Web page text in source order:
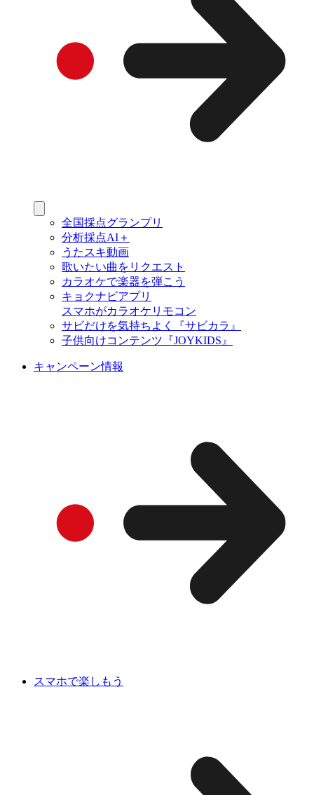
全国採点グランプリ
分析採点AI＋
うたスキ動画
歌いたい曲をリクエスト
カラオケで楽器を弾こう
キョクナビアプリ
スマホがカラオケリモコン
サビだけを気持ちよく『サビカラ』
子供向けコンテンツ『JOYKIDS』
キャンペーン情報
スマホで楽しもう